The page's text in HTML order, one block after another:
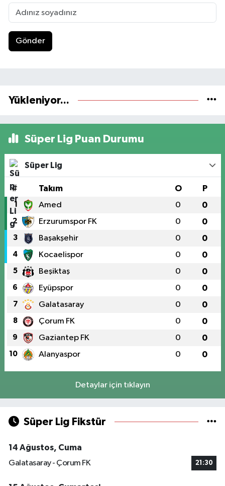
Gönder
Yükleniyor...
Süper Lig Puan Durumu
Süper Lig
# Takım O P
1 Amed 0 0
2 Erzurumspor FK 0 0
3 Başakşehir 0 0
4 Kocaelispor 0 0
5 Beşiktaş 0 0
6 Eyüpspor 0 0
7 Galatasaray 0 0
8 Çorum FK 0 0
9 Gaziantep FK 0 0
10 Alanyaspor 0 0
Detaylar için tıklayın
Süper Lig Fikstür
14 Ağustos, Cuma
Galatasaray - Çorum FK
21:30